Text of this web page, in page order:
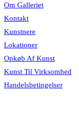
Om Galleriet
Kontakt
Kunstnere
Lokationer
Opkøb Af Kunst
Kunst Til Virksomhed
Handelsbetingelser